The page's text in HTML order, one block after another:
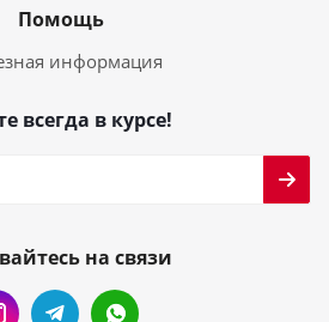
Помощь
информация
всегда в курсе!
на связи